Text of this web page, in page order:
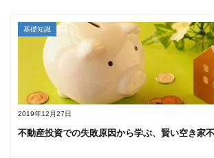
2019年12月27日
基礎知識
不動産投資での失敗原因から学ぶ、賢い空き家